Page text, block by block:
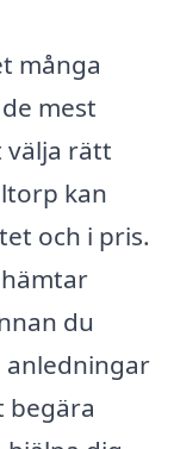
många
mest
rätt
kan
och i pris.
du
anledningar
begära